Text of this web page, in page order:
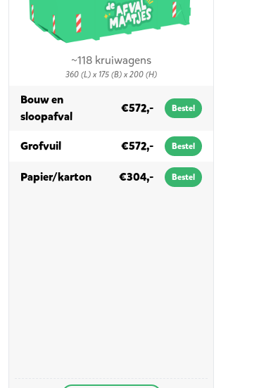
~118 kruiwagens
360 (L) x 175 (B) x 200 (H)
Bouw en
sloopafvalin 10m³ (gesloten)
€572,- Bestel
Grofvuilin 10m³ (gesloten)
€572,- Bestel
Papier/kartonin 10m³ (gesloten)
€304,- Bestel